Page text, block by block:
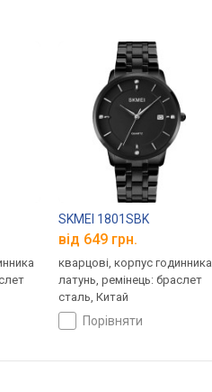
SKMEI 1801SBK
від 649 грн.
кварцові, корпус годинника
латунь, ремінець: браслет
сталь, Китай
порівняти